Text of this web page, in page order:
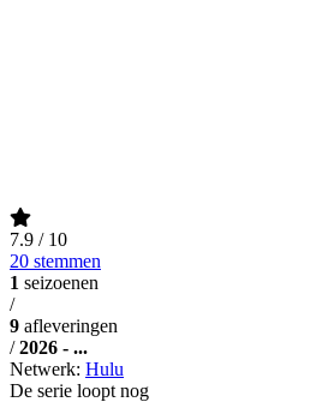
7.9 / 10
20 stemmen
1 seizoenen
/
9 afleveringen
/ 2026 - ...
Netwerk: Hulu
De serie loopt nog